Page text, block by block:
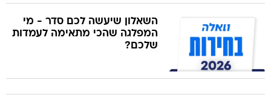
השאלון שיעשה לכם סדר - מי
המפלגה שהכי מתאימה לעמדות
שלכם?